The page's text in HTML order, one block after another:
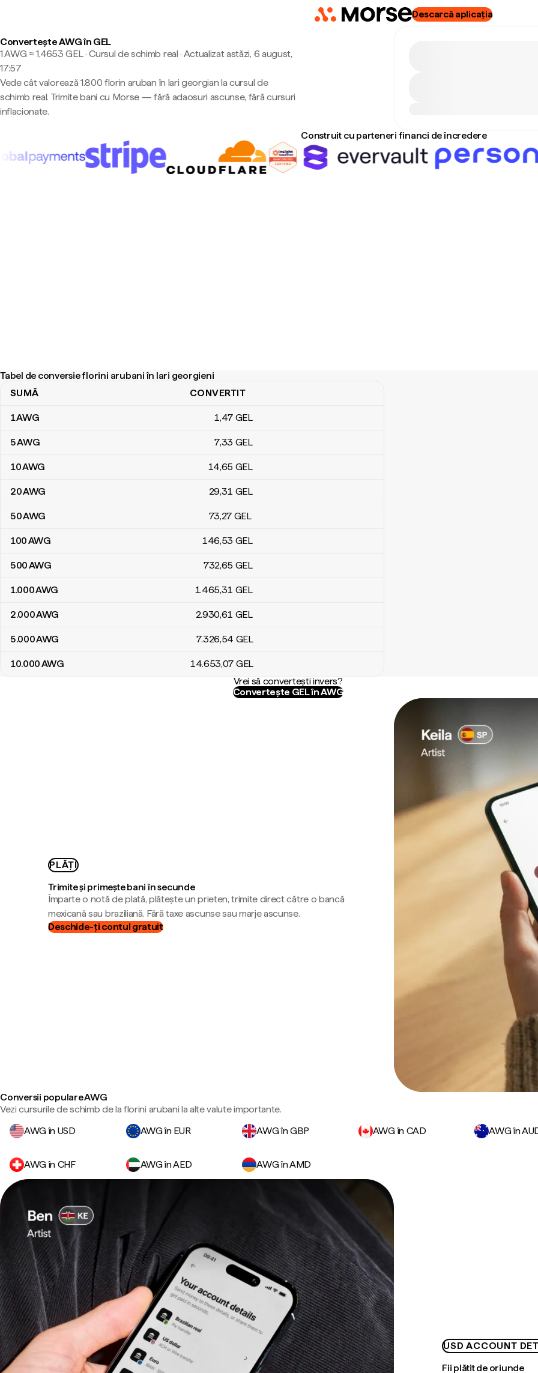
Descarcă aplicația
Convertește AWG în GEL
1 AWG ≈ 1,4653 GEL · Cursul de schimb real · Actualizat astăzi, 6 august,
17:57
Vede cât valorează 1.800 florin aruban în lari georgian la cursul de
schimb real. Trimite bani cu Morse — fără adaosuri ascunse, fără cursuri
inflacionate.
Construit cu parteneri financi de încredere
Tabel de conversie florini arubani în lari georgieni
Tabel de conversie florini arubani în lari georgieni
SUMĂ CONVERTIT
1AWG 1,47 GEL
5AWG 7,33 GEL
10AWG 14,65 GEL
20AWG 29,31 GEL
50AWG 73,27 GEL
100AWG 146,53 GEL
500AWG 732,65 GEL
1.000AWG 1.465,31 GEL
2.000AWG 2.930,61 GEL
5.000AWG 7.326,54 GEL
10.000AWG 14.653,07 GEL
Vrei să convertești invers?
Convertește GEL în AWG
PLĂȚI
Trimite și primește bani în secunde
Împarte o notă de plată, plătește un prieten, trimite direct către o bancă
mexicană sau braziliană. Fără taxe ascunse sau marje ascunse.
Deschide-ți contul gratuit
Conversii populare AWG
Vezi cursurile de schimb de la florini arubani la alte valute importante.
AWG în USD
AWG în EUR AWG în GBP AWG în CAD AWG în
AWG în CHF AWG în AED AWG în AMD
USD ACCOUNT
Fii plătit de oriunde